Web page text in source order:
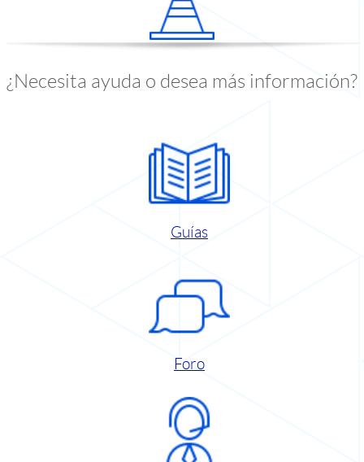
¿Necesita ayuda o desea más información?
Guías
Foro